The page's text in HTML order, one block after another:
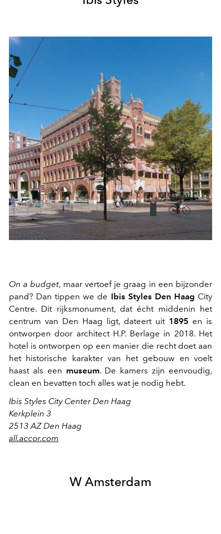
On a budget, maar vertoef je graag in een bijzonder
pand? Dan tippen we de Ibis Styles Den Haag City
Centre. Dit rijksmonument, dat écht middenin het
centrum van Den Haag ligt, dateert uit1895 en is
ontworpen door architect H.P. Berlage in 2018. Het
hotel is ontworpen op een manier die recht doet aan
het historische karakter van het gebouw en voelt
haast als een museum. De kamers zijn eenvoudig,
clean en bevatten toch alles wat je nodig hebt.
Ibis Styles City Center Den Haag
Kerkplein 3
2513 AZ Den Haag
all.accor.com
W Amsterdam